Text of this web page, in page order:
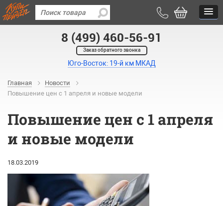
8 (499) 460-56-91
Заказ обратного звонка
Юго-Восток: 19-й км МКАД
Главная
Новости
Повышение цен с 1 апреля и новые модели
Повышение цен с 1 апреля
и новые модели
18.03.2019